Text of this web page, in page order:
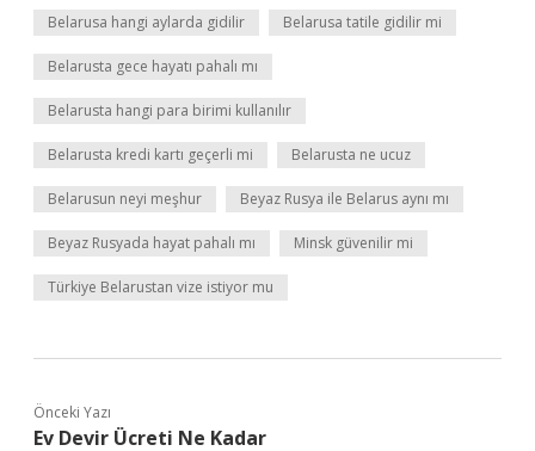
Belarusa hangi aylarda gidilir Belarusa tatile gidilir mi
Belarusta gece hayatı pahalı mı
Belarusta hangi para birimi kullanılır
Belarusta kredi kartı geçerli mi Belarusta ne ucuz
Belarusun neyi meşhur Beyaz Rusya ile Belarus aynı mı
Beyaz Rusyada hayat pahalı mı Minsk güvenilir mi
Türkiye Belarustan vize istiyor mu
Önceki Yazı
Ev Devir Ücreti Ne Kadar